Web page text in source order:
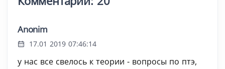
Anonim
17.01 2019 07:46:14
у нас все свелось к теории - вопросы по птэ,